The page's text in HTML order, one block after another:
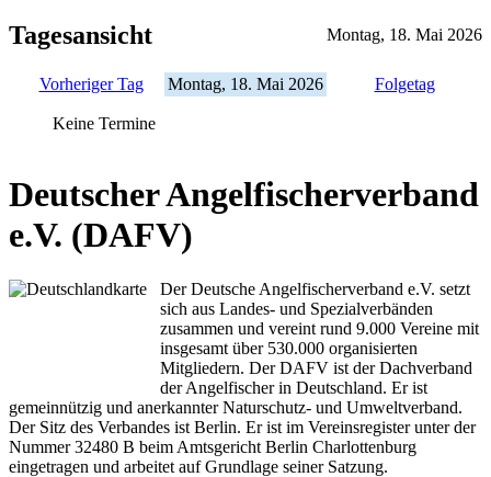
Tagesansicht Montag, 18. Mai 2026
Vorheriger Tag Montag, 18. Mai 2026 Folgetag
Keine Termine
Deutscher Angelfischerverband
e.V. (DAFV)
Der Deutsche Angelfischerverband e.V. setzt
sich aus Landes- und Spezialverbänden
zusammen und vereint rund 9.000 Vereine mit
insgesamt über 530.000 organisierten
Mitgliedern. Der DAFV ist der Dachverband
der Angelfischer in Deutschland. Er ist
gemeinnützig und anerkannter Naturschutz- und Umweltverband.
Der Sitz des Verbandes ist Berlin. Er ist im Vereinsregister unter der
Nummer 32480 B beim Amtsgericht Berlin Charlottenburg
eingetragen und arbeitet auf Grundlage seiner Satzung.